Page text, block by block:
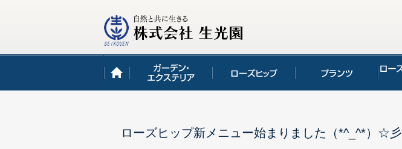
ローズヒップ新メニュー始まりました（*^_^*）☆彡